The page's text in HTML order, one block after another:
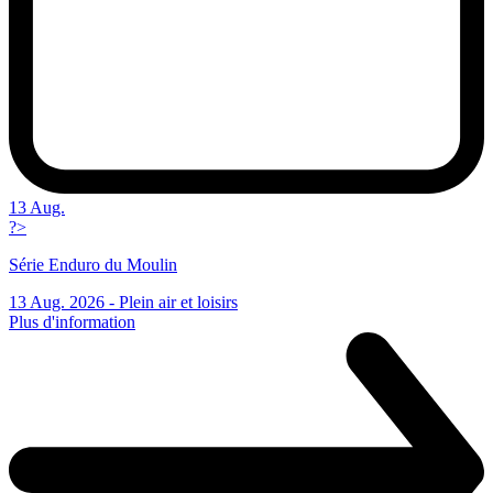
13 Aug.
?>
Série Enduro du Moulin
13 Aug. 2026 - Plein air et loisirs
Plus d'information